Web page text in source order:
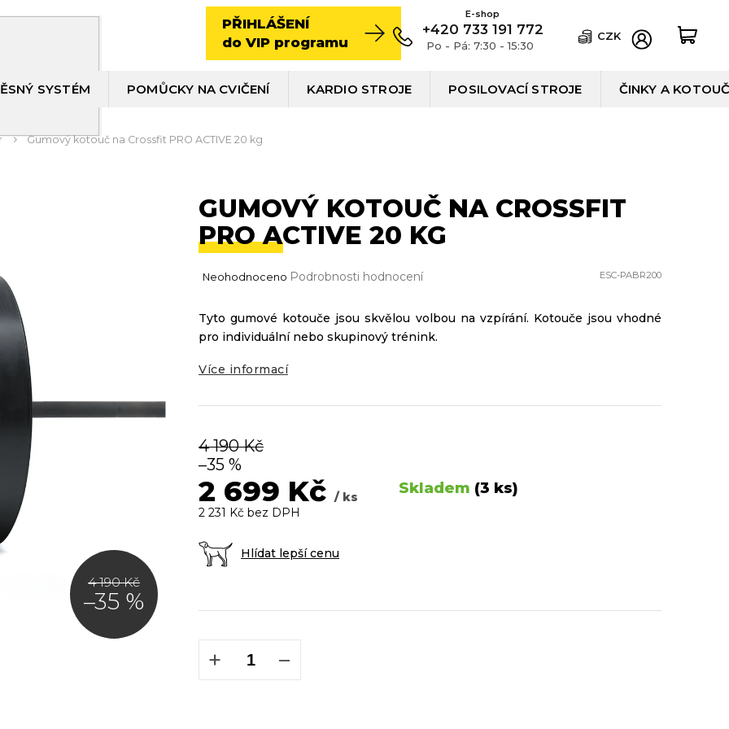
PŘIHLÁŠENÍ
do VIP programu
+420 733 191 772
Po - Pá: 7:30 - 15:30
CZK
SYSTÉM POMŮCKY NA CVIČENÍ KARDIO STROJE POSILOVACÍ STROJE ČINKY A
Gumový kotouč na Crossfit PRO ACTIVE 20 kg
4 190 Kč
–35 %
GUMOVÝ KOTOUČ NA CROSSFIT
PRO ACTIVE 20 KG
ESC-PABR200
Průměrné
je
0,0
5
Neohodnoceno Podrobnosti hodnocení
4 190 Kč
–35 %
2 699 Kč / ks Skladem (3 ks)
Hlídat lepší cenu
2 231 Kč bez DPH
+ −
Tyto gumové kotouče jsou skvělou volbou na vzpírání. Kotouče jsou vhodné
pro individuální nebo skupinový trénink.
Více informací